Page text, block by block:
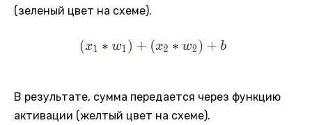
(зеленый цвет на схеме).
В результате, сумма передается через функцию
активации (желтый цвет на схеме).